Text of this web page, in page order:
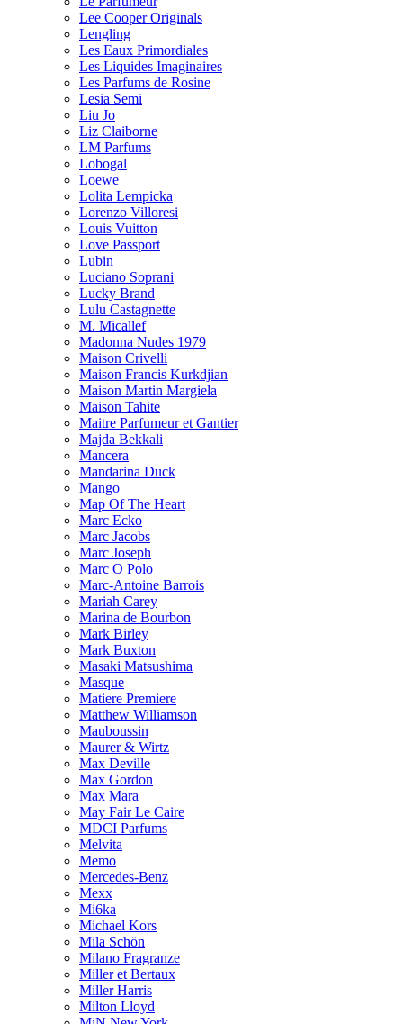
Lee Cooper Originals
Lengling
Les Eaux Primordiales
Les Liquides Imaginaires
Les Parfums de Rosine
Lesia Semi
Liu Jo
Liz Claiborne
LM Parfums
Lobogal
Loewe
Lolita Lempicka
Lorenzo Villoresi
Louis Vuitton
Love Passport
Lubin
Luciano Soprani
Lucky Brand
Lulu Castagnette
M. Micallef
Madonna Nudes 1979
Maison Crivelli
Maison Francis Kurkdjian
Maison Martin Margiela
Maison Tahite
Maitre Parfumeur et Gantier
Majda Bekkali
Mancera
Mandarina Duck
Mango
Map Of The Heart
Marc Ecko
Marc Jacobs
Marc Joseph
Marc O Polo
Marc-Antoine Barrois
Mariah Carey
Marina de Bourbon
Mark Birley
Mark Buxton
Masaki Matsushima
Masque
Matiere Premiere
Matthew Williamson
Mauboussin
Maurer & Wirtz
Max Deville
Max Gordon
Max Mara
May Fair Le Caire
MDCI Parfums
Melvita
Memo
Mercedes-Benz
Mexx
Mi6ka
Michael Kors
Mila Schön
Milano Fragranze
Miller et Bertaux
Miller Harris
Milton Lloyd